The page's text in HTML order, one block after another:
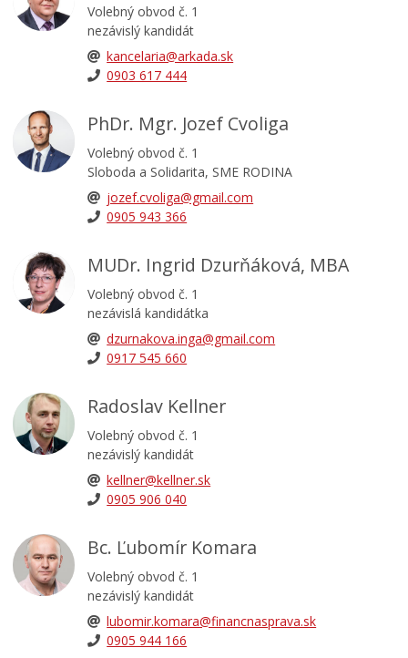
Levoča
Stratégia cestovného ruchu v okrese Levoča 2021 – 2027
Priemyselná zóna
pomerov verejného funkcionára
Volebný obvod č. 1
nezávislý kandidát
kancelaria@arkada.sk
0903 617 444
PhDr. Mgr. Jozef Cvoliga
Volebný obvod č. 1
Sloboda a Solidarita, SME RODINA
jozef.cvoliga@gmail.com
0905 943 366
MUDr. Ingrid Dzurňáková, MBA
Volebný obvod č. 1
nezávislá kandidátka
dzurnakova.inga@gmail.com
0917 545 660
Radoslav Kellner
Volebný obvod č. 1
nezávislý kandidát
kellner@kellner.sk
0905 906 040
Bc. Ľubomír Komara
Volebný obvod č. 1
nezávislý kandidát
lubomir.komara@financnasprava.sk
0905 944 166